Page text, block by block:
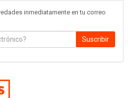
inmediatamente en tu correo
Suscribir